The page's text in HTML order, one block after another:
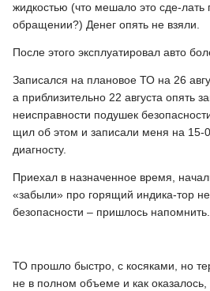
жидкостью (что мешало это сде-лать
обращении?) Денег опять не взяли.
После этого эксплуатировал авто
Записался на плановое ТО на 26
а приблизительно 22 августа опять
неисправности подушек
щил об этом и записали меня на 15-
диагносту.
Приехал в назначенное время,
«забыли» про горящий индика-тор
безопасности – пришлось напомнить.
ТО прошло быстро, с косяками, но
не в полном объеме и как